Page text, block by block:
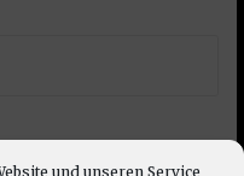
und unseren Service